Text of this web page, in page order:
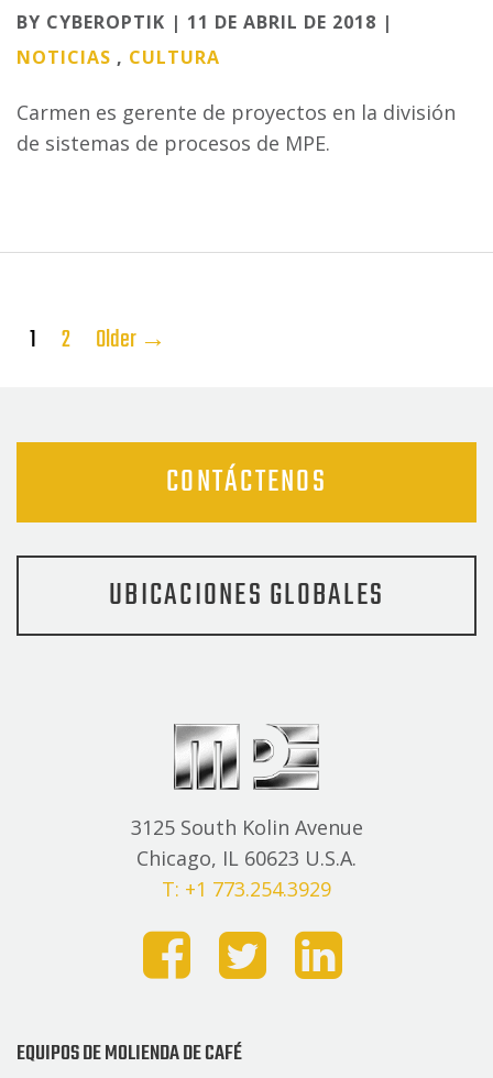
Categories
BY CYBEROPTIK | 11 DE ABRIL DE 2018 |
NOTICIAS , CULTURA
Carmen es gerente de proyectos en la división
de sistemas de procesos de MPE.
Paginación
1 2 Older →
CONTÁCTENOS
UBICACIONES GLOBALES
3125 South Kolin Avenue
Chicago, IL 60623 U.S.A.
T: +1 773.254.3929
EQUIPOS DE MOLIENDA DE CAFÉ